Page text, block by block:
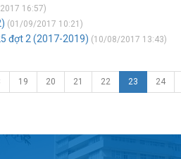
16:57)
(01/09/2017 10:21)
đợt 2 (2017-2019) (10/08/2017 13:43)
19 20 21 22 23 24